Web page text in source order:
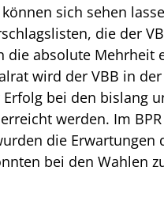
können sich sehen
die der
die absolute Mehrheit
wird der VBB in
bei den bislang
erreicht werden. Im
die
bei den Wahlen